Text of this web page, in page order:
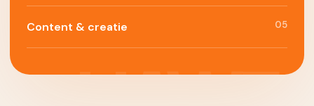
Content & creatie 05